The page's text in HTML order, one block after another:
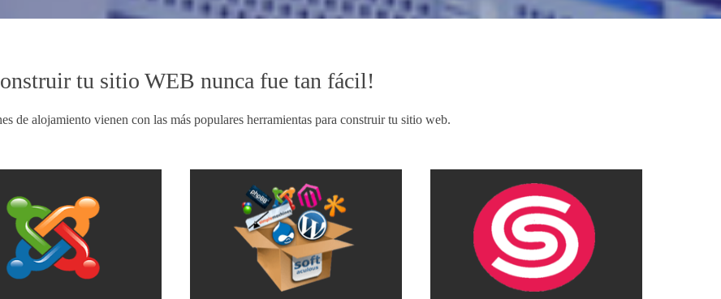
tu sitio WEB nunca fue tan fácil!
de alojamiento vienen con las más populares herramientas para construir tu sitio web.